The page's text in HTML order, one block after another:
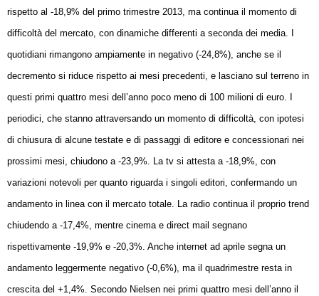
rispetto al -18,9% del primo trimestre 2013, ma continua il momento di
difficoltà del mercato, con dinamiche differenti a seconda dei media. I
quotidiani rimangono ampiamente in negativo (-24,8%), anche se il
decremento si riduce rispetto ai mesi precedenti, e lasciano sul terreno in
questi primi quattro mesi dell’anno poco meno di 100 milioni di euro. I
periodici, che stanno attraversando un momento di difficoltà, con ipotesi
di chiusura di alcune testate e di passaggi di editore e concessionari nei
prossimi mesi, chiudono a -23,9%. La tv si attesta a -18,9%, con
variazioni notevoli per quanto riguarda i singoli editori, confermando un
andamento in linea con il mercato totale. La radio continua il proprio trend
chiudendo a -17,4%, mentre cinema e direct mail segnano
rispettivamente -19,9% e -20,3%. Anche internet ad aprile segna un
andamento leggermente negativo (-0,6%), ma il quadrimestre resta in
crescita del +1,4%. Secondo Nielsen nei primi quattro mesi dell’anno il